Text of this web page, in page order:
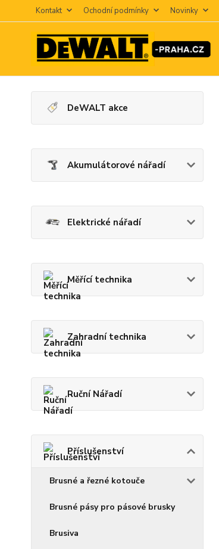
Kontakt Ochodní podmínky Novinky
DeWALT akce
Akumulátorové nářadí
Elektrické nářadí
Měřící technika
Zahradní technika
Ruční Nářadí
Příslušenství
Brusné a řezné kotouče
Brusné pásy pro pásové brusky
Brusiva